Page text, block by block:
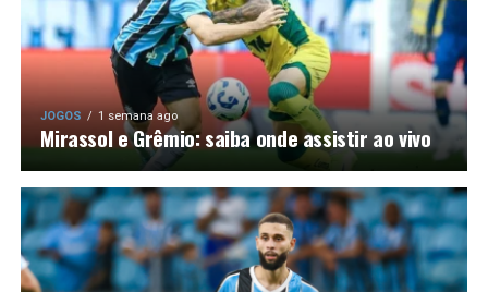
JOGOS 1 semana ago
Mirassol e Grêmio: saiba onde assistir ao vivo